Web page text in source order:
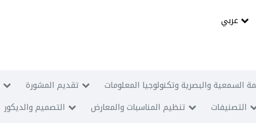
تقديم المشورة
السمعية والبصرية وتكنولوجيا المعلومات
التصميم والديكور تنظيم المناسبات والمعارض التصنيفات